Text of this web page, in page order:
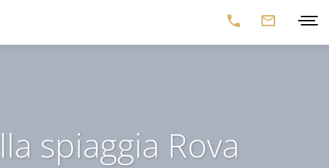
spiaggia Rova